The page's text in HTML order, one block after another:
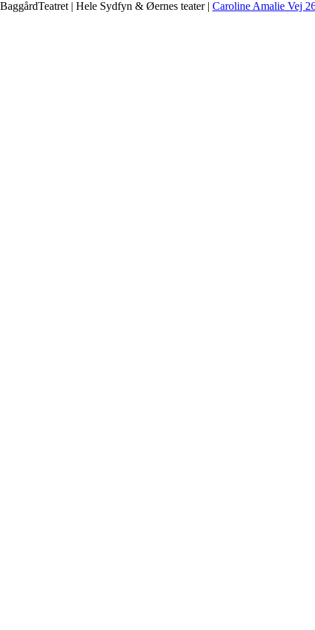
BaggårdTeatret | Hele Sydfyn & Øernes teater | Caroline Amalie Vej